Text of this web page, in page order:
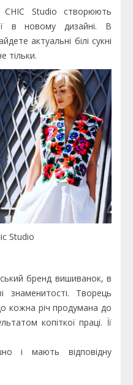
CHIC Studio створюють
в новому дизайні. В
актуальні білі сукні
тільки.
Studio
бренд вишиванок, в
знаменитості. Творець
кожна річ продумана до
копіткої праці. Її
і мають відповідну